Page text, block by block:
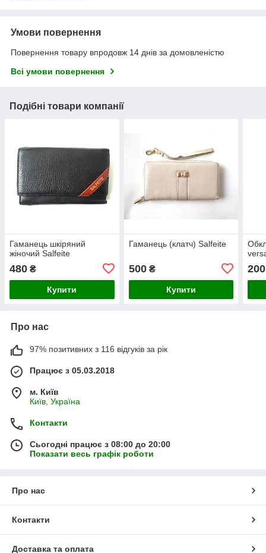
Умови повернення
Повернення товару впродовж 14 днів за домовленістю
Всі умови повернення
Подібні товари компанії
Гаманець шкіряний
жіночий Salfeite
480 ₴
Купити
Гаманець (клатч) Salfeite
500₴
Купити
200
Про нас
97% позитивних з 116 відгуків за рік
Працює з 05.03.2018
м. Київ
Київ, Україна
Контакти
Сьогодні працює з 08:00 до 20:00
Показати весь графік роботи
Про нас
Контакти
Доставка та оплата